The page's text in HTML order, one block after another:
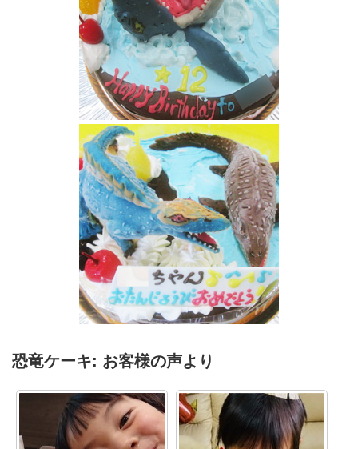
恐竜モササウルス立体ケーキ
恐竜ケーキ: お客様の声より